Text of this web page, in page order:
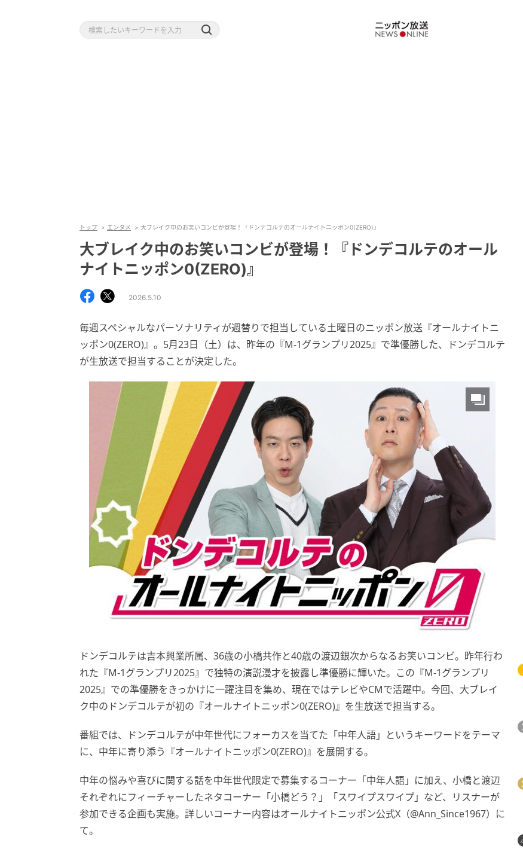
トップ エンタメ 大ブレイク中のお笑いコンビが登場！『ドンデコルテのオールナイトニッポン0(ZERO)』
大ブレイク中のお笑いコンビが登場！『ドンデコルテのオール
ナイトニッポン0(ZERO)』
2026.5.10
毎週スペシャルなパーソナリティが週替りで担当している土曜日のニッポン放送『オールナイトニ
ッポン0(ZERO)』。5月23日（土）は、昨年の『M-1グランプリ2025』で準優勝した、ドンデコルテ
が生放送で担当することが決定した。
ドンデコルテは吉本興業所属、36歳の小橋共作と40歳の渡辺銀次からなるお笑いコンビ。昨年行わ
れた『M-1グランプリ2025』で独特の演説漫才を披露し準優勝に輝いた。この『M-1グランプリ
2025』での準優勝をきっかけに一躍注目を集め、現在ではテレビやCMで活躍中。今回、大ブレイ
ク中のドンデコルテが初の『オールナイトニッポン0(ZERO)』を生放送で担当する。
番組では、ドンデコルテが中年世代にフォーカスを当てた「中年人語」というキーワードをテーマ
に、中年に寄り添う『オールナイトニッポン0(ZERO)』を展開する。
中年の悩みや喜びに関する話を中年世代限定で募集するコーナー「中年人語」に加え、小橋と渡辺
それぞれにフィーチャーしたネタコーナー「小橋どう？」「スワイプスワイプ」など、リスナーが
参加できる企画も実施。詳しいコーナー内容はオールナイトニッポン公式X（@Ann_Since1967）に
て。